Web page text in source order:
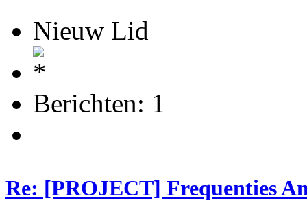
Nieuw Lid
Berichten: 1
Re: [PROJECT] Frequenties